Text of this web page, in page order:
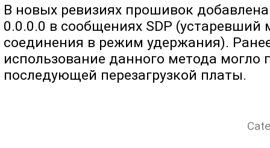
В новых ревизиях прошивок
0.0.0.0 в сообщениях SDP (устаревший
соединения в режим удержания).
использование данного метода
последующей перезагрузкой платы.